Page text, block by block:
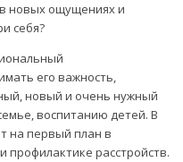
новых ощущениях и
себя?
его важность,
новый и очень нужный
воспитанию детей. В
на первый план в
профилактике расстройств.